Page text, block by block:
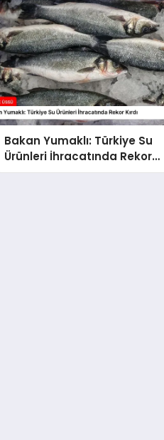
Bakan Yumaklı: Türkiye Su
Ürünleri İhracatında Rekor
Kırdı